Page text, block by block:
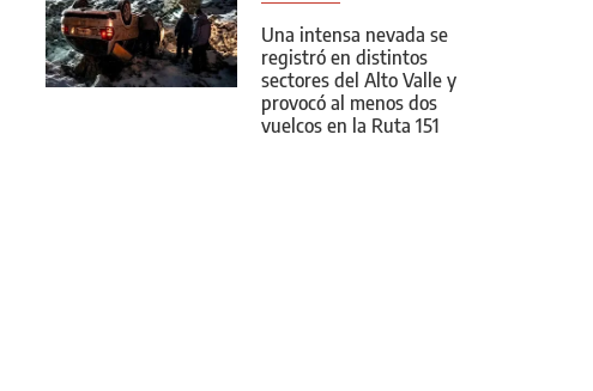
Una intensa nevada se
registró en distintos
sectores del Alto Valle y
provocó al menos dos
vuelcos en la Ruta 151